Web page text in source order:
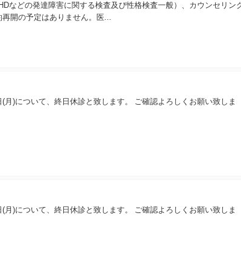
などの発達障害に関する検査及び性格検査一般）、カウンセリン
開の予定はありません。医...
)について、終日休診と致します。 ご確認よろしくお願い致しま
)について、終日休診と致します。 ご確認よろしくお願い致しま